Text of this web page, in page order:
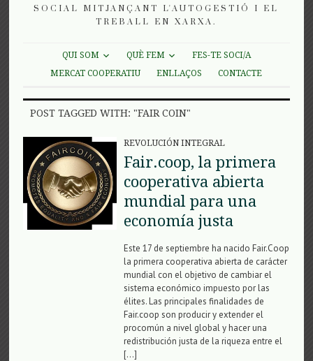
SOCIAL MITJANÇANT L'AUTOGESTIÓ I EL
TREBALL EN XARXA.
QUI SOM QUÈ FEM
FES-TE SOCI/A
MERCAT COOPERATIU
ENLLAÇOS CONTACTE
POST TAGGED WITH: "FAIR COIN"
REVOLUCIÓN INTEGRAL
Fair.coop, la primera
cooperativa abierta
mundial para una
economía justa
Este 17 de septiembre ha nacido Fair.Coop
la primera cooperativa abierta de carácter
mundial con el objetivo de cambiar el
sistema económico impuesto por las
élites. Las principales finalidades de
Fair.coop son producir y extender el
procomún a nivel global y hacer una
redistribución justa de la riqueza entre el
[…]